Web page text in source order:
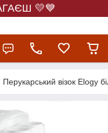
💛💙
Перукарський візок Elogy